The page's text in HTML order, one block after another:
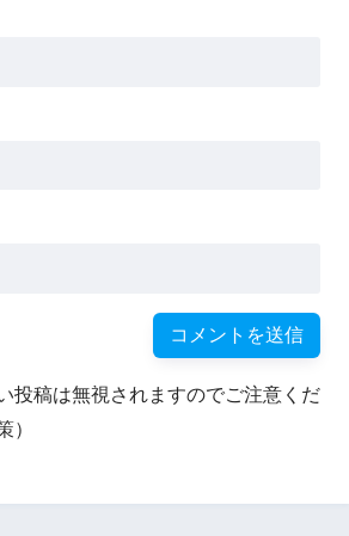
投稿は無視されますのでご注意くだ
）